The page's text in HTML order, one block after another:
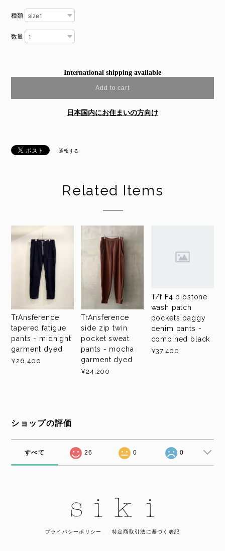
種類
数量
International shipping available
Add to cart
日本国内にお住まいの方向け
通報する
Related Items
TrAnsference
tapered fatigue
pants - midnight
garment dyed
¥26,400
TrAnsference
side zip twin
pocket sweat
pants - mocha
garment dyed
¥24,200
T/f F4 biostone
wash patch
pockets baggy
denim pants -
combined black
¥37,400
ショップの評価
すべて 26 0 0
プライバシーポリシー 特定商取引法に基づく表記